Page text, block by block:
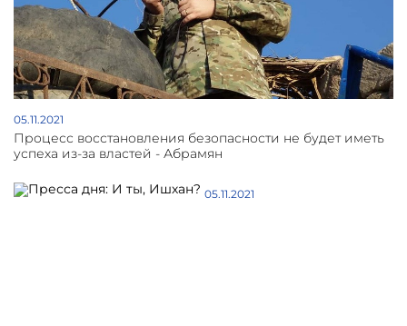
05.11.2021
Процесс восстановления безопасности не будет иметь
успеха из-за властей - Абрамян
05.11.2021